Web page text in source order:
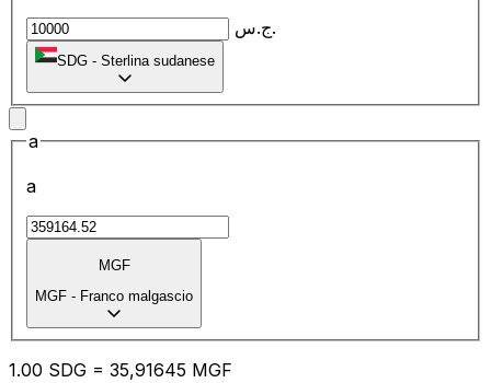
ج.س.
SDG - Sterlina sudanese
a
a
MGF
MGF - Franco malgascio
1.00 SDG = 35,91645 MGF